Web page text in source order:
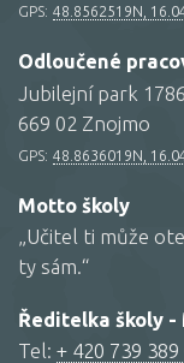
GPS: 48.8562519N,
Odloučené
Jubilejní park
669 02 Znojmo
GPS: 48.8636019N,
Motto školy
„Učitel ti může
ty sám.“
Ředitelka školy -
Tel: + 420 739 389